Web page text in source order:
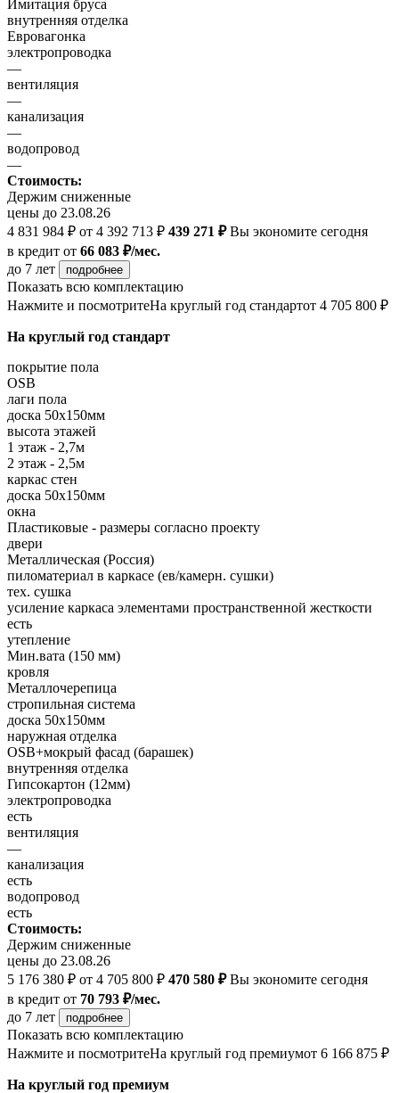
Имитация бруса
внутренняя отделка
Евровагонка
электропроводка
—
вентиляция
—
канализация
—
водопровод
—
Стоимость:
Держим сниженные
цены до 23.08.26
4 831 984 ₽ от 4 392 713 ₽ 439 271 ₽Вы экономите сегодня
в кредит от 66 083 ₽/мес.
до 7 лет
подробнее
Показать всю комплектацию
Нажмите и посмотритеНа круглый год стандартот 4 705 800 ₽
На круглый год стандарт
покрытие пола
OSB
лаги пола
доска 50х150мм
высота этажей
1 этаж - 2,7м
2 этаж - 2,5м
каркас стен
доска 50х150мм
окна
Пластиковые - размеры согласно проекту
двери
Металлическая (Россия)
пиломатериал в каркасе (ев/камерн. сушки)
тех. сушка
усиление каркаса элементами пространственной жесткости
есть
утепление
Мин.вата (150 мм)
кровля
Металлочерепица
стропильная система
доска 50х150мм
наружная отделка
OSB+мокрый фасад (барашек)
внутренняя отделка
Гипсокартон (12мм)
электропроводка
есть
вентиляция
—
канализация
есть
водопровод
есть
Стоимость:
Держим сниженные
цены до 23.08.26
5 176 380 ₽ от 4 705 800 ₽ 470 580 ₽Вы экономите сегодня
в кредит от 70 793 ₽/мес.
до 7 лет
подробнее
Показать всю комплектацию
Нажмите и посмотритеНа круглый год премиумот 6 166 875 ₽
На круглый год премиум